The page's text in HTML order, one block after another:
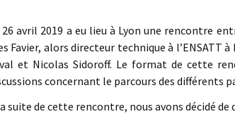
26 avril 2019 a eu lieu à Lyon une rencontre
Favier, alors directeur technique à
et Nicolas Sidoroff. Le format de cette
concernant le parcours des différents
suite de cette rencontre, nous avons décidé de